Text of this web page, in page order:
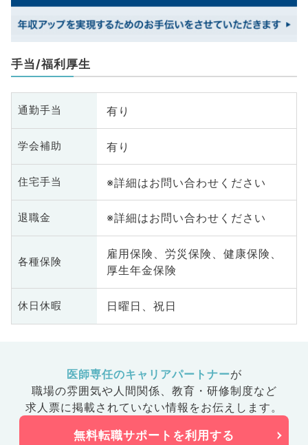
手当/福利厚生
通勤手当 有り
学会補助 有り
住宅手当 ※詳細はお問い合わせください
退職金 ※詳細はお問い合わせください
各種保険
雇用保険、労災保険、健康保険、
厚生年金保険
休日休暇 日曜日、祝日
医師専任のキャリアパートナーが
職場の雰囲気や人間関係、 教育・研修制度など
求人票に掲載されていない情報をお伝えします。
無料転職サポートを利用する